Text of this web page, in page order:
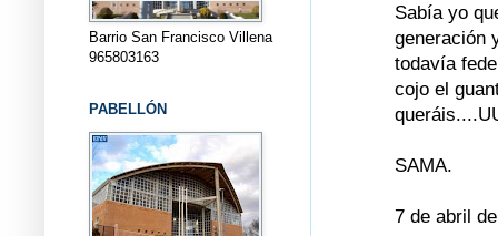
Sabía yo
generación
todavía
cojo el
SAMA.
7 de abril
Barrio San Francisco Villena
965803163
PABELLÓN